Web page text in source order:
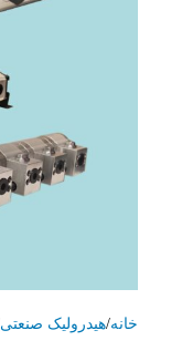
خانه هیدرولیک صنعتی